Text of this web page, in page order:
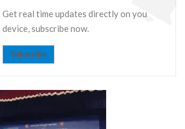
Get real time updates directly on you
device, subscribe now.
Subscribe